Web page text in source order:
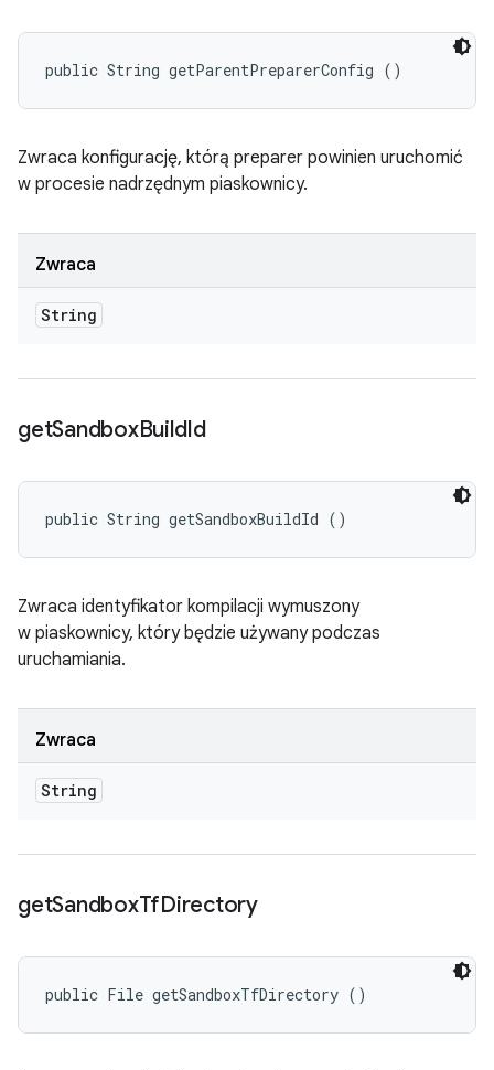
public String getParentPreparerConfig ()
Zwraca konfigurację, którą preparer powinien uruchomić
w procesie nadrzędnym piaskownicy.
Zwraca
String
getSandboxBuildId
public String getSandboxBuildId ()
Zwraca identyfikator kompilacji wymuszony
w piaskownicy, który będzie używany podczas
uruchamiania.
Zwraca
String
getSandboxTfDirectory
public File getSandboxTfDirectory ()